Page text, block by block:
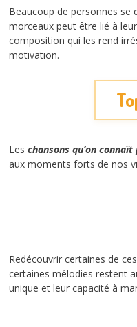
Beaucoup de personnes se
morceaux peut être lié à
composition qui les rend
motivation.
Les chansons qu’on
aux moments forts de nos
Redécouvrir certaines de ces
certaines mélodies restent
unique et leur capacité à